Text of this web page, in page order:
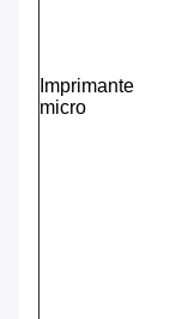
Imprimante
micro